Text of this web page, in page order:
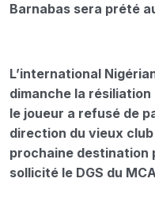
Barnabas sera prété
L’international
dimanche la
le joueur a refusé de
direction du vieux
prochaine destination
sollicité le DGS du